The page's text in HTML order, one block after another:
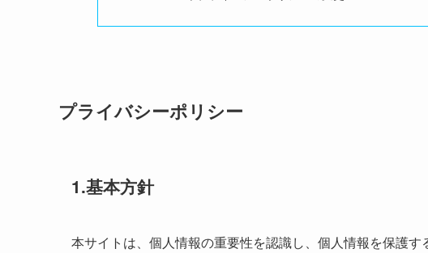
プライバシーポリシー
1.基本方針
本サイトは、個人情報の重要性を認識し、個人情報を保護